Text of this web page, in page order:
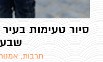
סיור טעימות
שבע
תרבות,